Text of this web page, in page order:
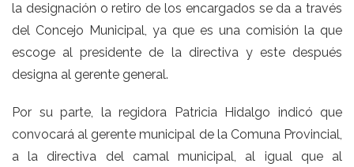
la designación o retiro de los encargados se da a través
del Concejo Municipal, ya que es una comisión la que
escoge al presidente de la directiva y este después
designa al gerente general.
Por su parte, la regidora Patricia Hidalgo indicó que
convocará al gerente municipal de la Comuna Provincial,
a la directiva del camal municipal, al igual que al